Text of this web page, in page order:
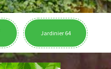
Jardinier 64